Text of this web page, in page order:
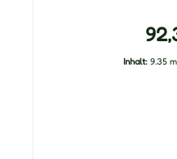
Inhalt: 9.35